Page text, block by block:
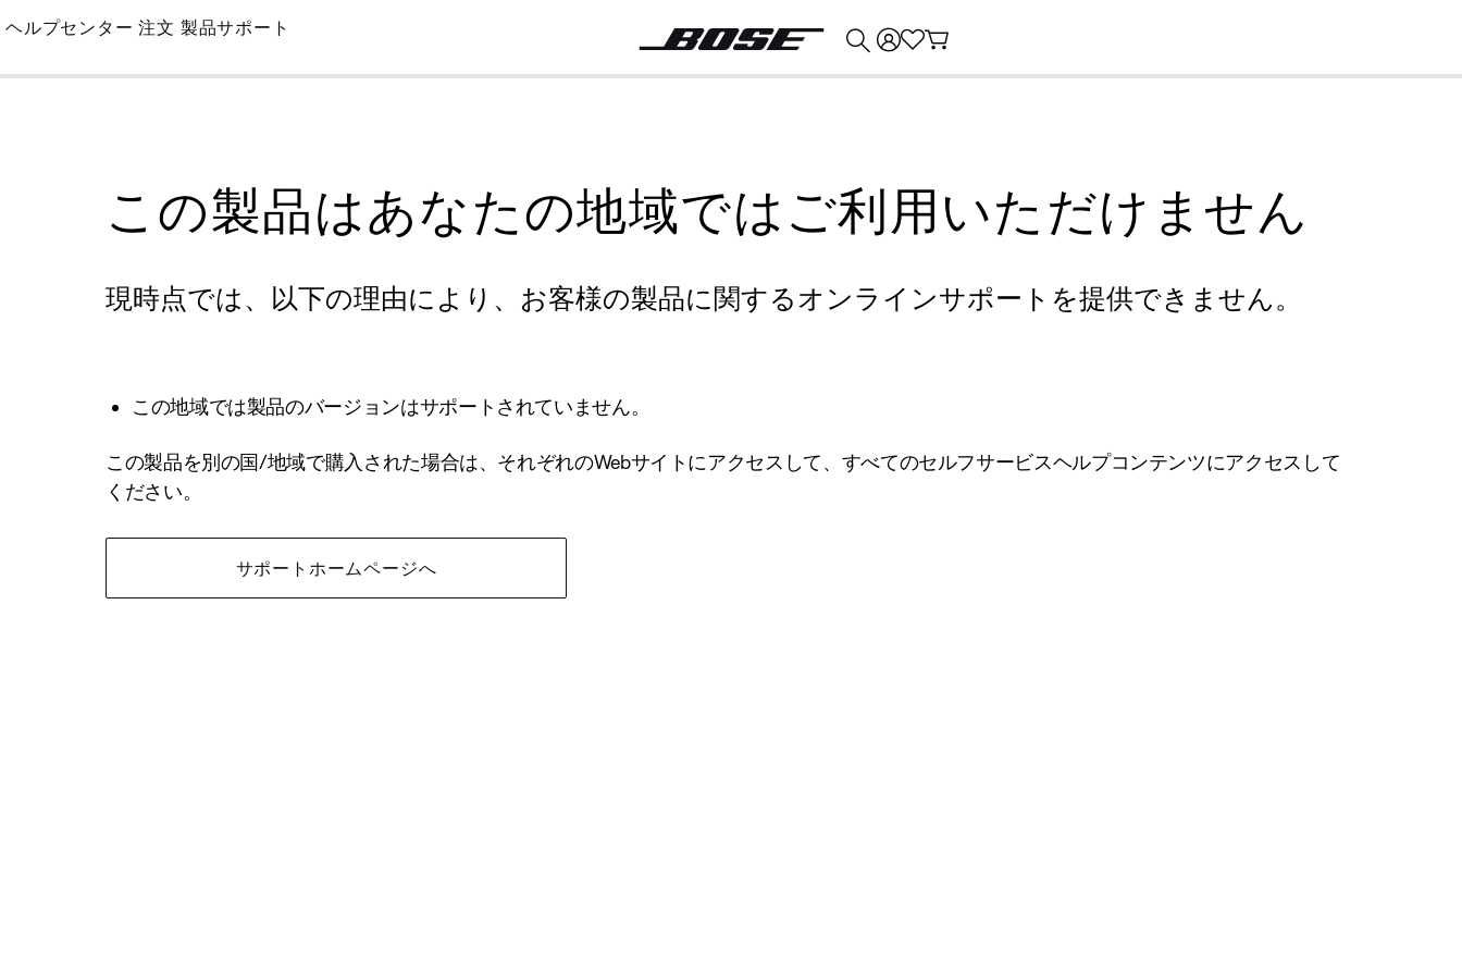
Skip
Main
ヘルプセンター 注文 製品サポート
この製品はあなたの地域ではご利用いただけません
現時点では、以下の理由により、お客様の製品に関するオンラインサポートを提供できません。
この地域では製品のバージョンはサポートされていません。
この製品を別の国/地域で購入された場合は、それぞれのWebサイトにアクセスして、すべてのセルフサービスヘルプコンテンツにアクセスして
ください。
サポートホームページへ